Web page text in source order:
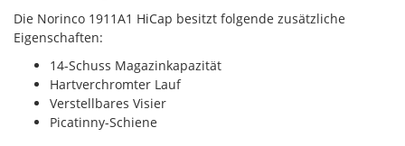
Die Norinco 1911A1 HiCap besitzt folgende zusätzliche
Eigenschaften:
14-Schuss Magazinkapazität
Hartverchromter Lauf
Verstellbares Visier
Picatinny-Schiene